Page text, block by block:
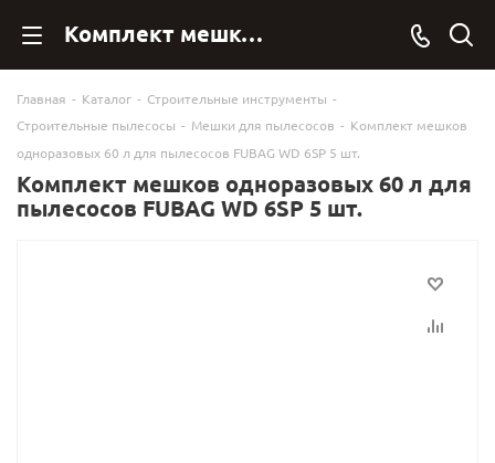
Комплект мешков одноразовых 60 л для пылесосов FUBAG WD 6SP 5 шт. - FubagOnline
Главная - Каталог - Строительные инструменты -
Строительные пылесосы - Мешки для пылесосов - Комплект мешков
одноразовых 60 л для пылесосов FUBAG WD 6SP 5 шт.
Комплект мешков одноразовых 60 л для
пылесосов FUBAG WD 6SP 5 шт.